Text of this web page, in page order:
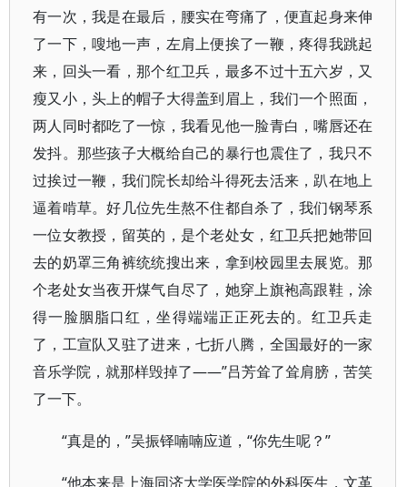
有一次，我是在最后，腰实在弯痛了，便直起身来伸
了一下，嗖地一声，左肩上便挨了一鞭，疼得我跳起
来，回头一看，那个红卫兵，最多不过十五六岁，又
瘦又小，头上的帽子大得盖到眉上，我们一个照面，
两人同时都吃了一惊，我看见他一脸青白，嘴唇还在
发抖。那些孩子大概给自己的暴行也震住了，我只不
过挨过一鞭，我们院长却给斗得死去活来，趴在地上
逼着啃草。好几位先生熬不住都自杀了，我们钢琴系
一位女教授，留英的，是个老处女，红卫兵把她带回
去的奶罩三角裤统统搜出来，拿到校园里去展览。那
个老处女当夜开煤气自尽了，她穿上旗袍高跟鞋，涂
得一脸胭脂口红，坐得端端正正死去的。红卫兵走
了，工宣队又驻了进来，七折八腾，全国最好的一家
音乐学院，就那样毁掉了——”吕芳耸了耸肩膀，苦笑
了一下。
“真是的，”吴振铎喃喃应道，“你先生呢？”
“他本来是上海同济大学医学院的外科医生，文革